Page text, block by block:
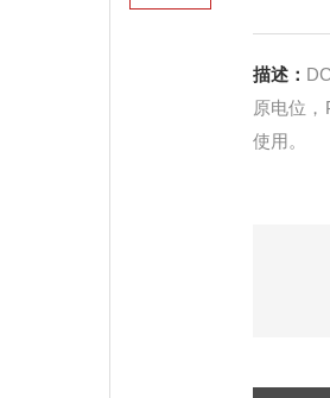
描述：
原电位
使用。